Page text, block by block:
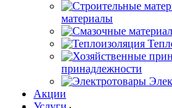
материалы
принадлежности
Акции